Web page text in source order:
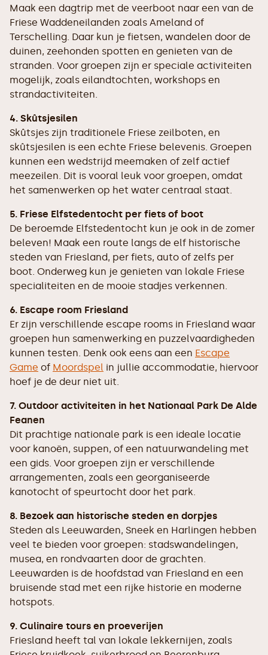
Maak een dagtrip met de veerboot naar een van de
Friese Waddeneilanden zoals Ameland of
Terschelling. Daar kun je fietsen, wandelen door de
duinen, zeehonden spotten en genieten van de
stranden. Voor groepen zijn er speciale activiteiten
mogelijk, zoals eilandtochten, workshops en
strandactiviteiten.
4. Skûtsjesilen
Skûtsjes zijn traditionele Friese zeilboten, en
skûtsjesilen is een echte Friese belevenis. Groepen
kunnen een wedstrijd meemaken of zelf actief
meezeilen. Dit is vooral leuk voor groepen, omdat
het samenwerken op het water centraal staat.
5. Friese Elfstedentocht per fiets of boot
De beroemde Elfstedentocht kun je ook in de zomer
beleven! Maak een route langs de elf historische
steden van Friesland, per fiets, auto of zelfs per
boot. Onderweg kun je genieten van lokale Friese
specialiteiten en de mooie stadjes verkennen.
6. Escape room Friesland
Er zijn verschillende escape rooms in Friesland waar
groepen hun samenwerking en puzzelvaardigheden
kunnen testen. Denk ook eens aan een Escape
Game of Moordspel in jullie accommodatie, hiervoor
hoef je de deur niet uit.
7. Outdoor activiteiten in het Nationaal Park De Alde
Feanen
Dit prachtige nationale park is een ideale locatie
voor kanoën, suppen, of een natuurwandeling met
een gids. Voor groepen zijn er verschillende
arrangementen, zoals een georganiseerde
kanotocht of speurtocht door het park.
8. Bezoek aan historische steden en dorpjes
Steden als Leeuwarden, Sneek en Harlingen hebben
veel te bieden voor groepen: stadswandelingen,
musea, en rondvaarten door de grachten.
Leeuwarden is de hoofdstad van Friesland en een
bruisende stad met een rijke historie en moderne
hotspots.
9. Culinaire tours en proeverijen
Friesland heeft tal van lokale lekkernijen, zoals